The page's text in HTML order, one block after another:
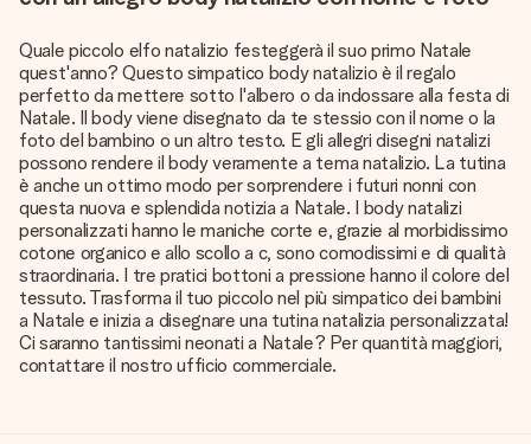
Quale piccolo elfo natalizio festeggerà il suo primo Natale
quest'anno? Questo simpatico body natalizio è il regalo
perfetto da mettere sotto l'albero o da indossare alla festa di
Natale. Il body viene disegnato da te stessio con il nome o la
foto del bambino o un altro testo. E gli allegri disegni natalizi
possono rendere il body veramente a tema natalizio. La tutina
è anche un ottimo modo per sorprendere i futuri nonni con
questa nuova e splendida notizia a Natale. I body natalizi
personalizzati hanno le maniche corte e, grazie al morbidissimo
cotone organico e allo scollo a c, sono comodissimi e di qualità
straordinaria. I tre pratici bottoni a pressione hanno il colore del
tessuto. Trasforma il tuo piccolo nel più simpatico dei bambini
a Natale e inizia a disegnare una tutina natalizia personalizzata!
Ci saranno tantissimi neonati a Natale? Per quantità maggiori,
contattare il nostro ufficio commerciale.